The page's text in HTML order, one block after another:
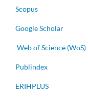
Scopus
Google Scholar
Web of Science (WoS)
Publindex
ERIHPLUS